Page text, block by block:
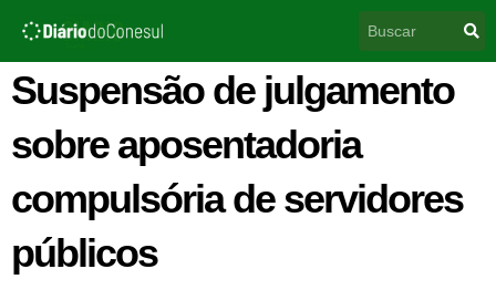
para
conteúdo
Suspensão de julgamento
sobre aposentadoria
compulsória de servidores
públicos